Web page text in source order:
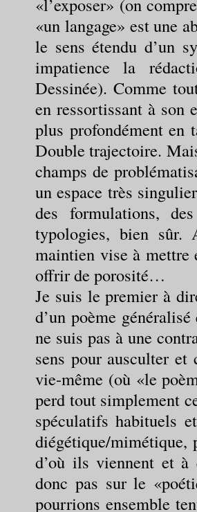
«l’exposer» (on
«un langage» est une
le sens étendu d’un
impatience la
Dessinée). Comme
en ressortissant à son
plus profondément en
Double trajectoire.
champs de
un espace très
des formulations,
typologies, bien sûr.
maintien vise à mettre
offrir de porosité…
Je suis le premier à
d’un poème
ne suis pas à une
sens pour ausculter
vie-même (où «le
perd tout simplement
spéculatifs habituels
diégétique/mimétique,
d’où ils viennent et à
donc pas sur le
pourrions ensemble